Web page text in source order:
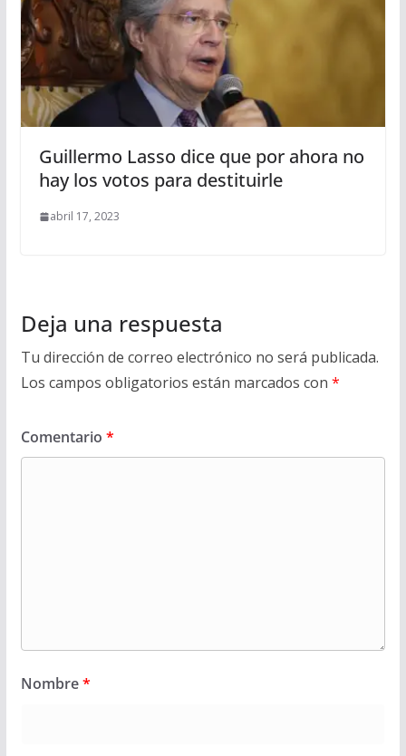
Guillermo Lasso dice que por ahora no
hay los votos para destituirle
abril 17, 2023
Deja una respuesta
Tu dirección de correo electrónico no será publicada.
Los campos obligatorios están marcados con *
Comentario *
Nombre*